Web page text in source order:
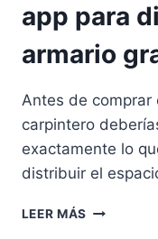
app para
armario
Antes de comprar
carpintero
exactamente lo
distribuir el
LEER MÁS CLOSET